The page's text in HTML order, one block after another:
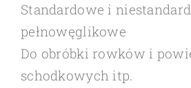
Standardowe i
pełnowęglikowe
Do obróbki rowków i
schodkowych itp.